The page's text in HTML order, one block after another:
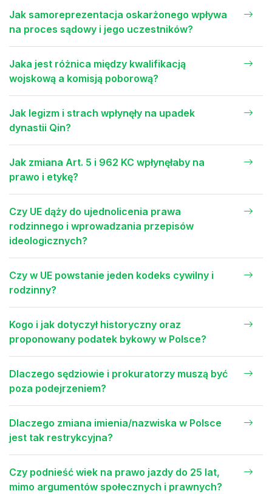
Jak samoreprezentacja oskarżonego wpływa
na proces sądowy i jego uczestników?
Jaka jest różnica między kwalifikacją
wojskową a komisją poborową?
Jak legizm i strach wpłynęły na upadek
dynastii Qin?
Jak zmiana Art. 5 i 962 KC wpłynęłaby na
prawo i etykę?
Czy UE dąży do ujednolicenia prawa
rodzinnego i wprowadzania przepisów
ideologicznych?
Czy w UE powstanie jeden kodeks cywilny i
rodzinny?
Kogo i jak dotyczył historyczny oraz
proponowany podatek bykowy w Polsce?
Dlaczego sędziowie i prokuratorzy muszą być
poza podejrzeniem?
Dlaczego zmiana imienia/nazwiska w Polsce
jest tak restrykcyjna?
Czy podnieść wiek na prawo jazdy do 25 lat,
mimo argumentów społecznych i prawnych?